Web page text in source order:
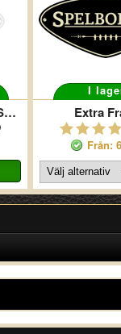
Fläkt Och Räknare Spectrum
I
Extra
Från: